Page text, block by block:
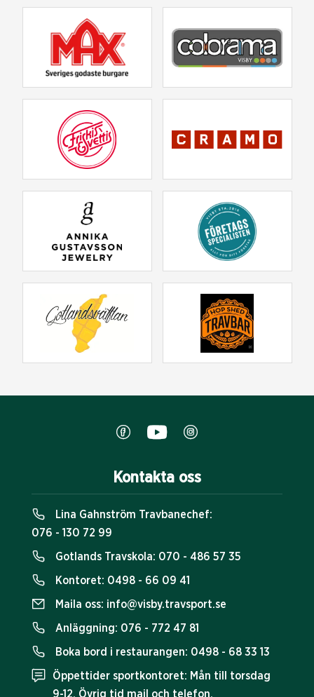
Kontakta oss
Lina Gahnström Travbanechef:
076 - 130 72 99
Gotlands Travskola: 070 - 486 57 35
Kontoret: 0498 - 66 09 41
Maila oss: info@visby.travsport.se
Anläggning: 076 - 772 47 81
Boka bord i restaurangen: 0498 - 68 33 13
Öppettider sportkontoret: Mån till torsdag
9-12. Övrig tid mail och telefon.